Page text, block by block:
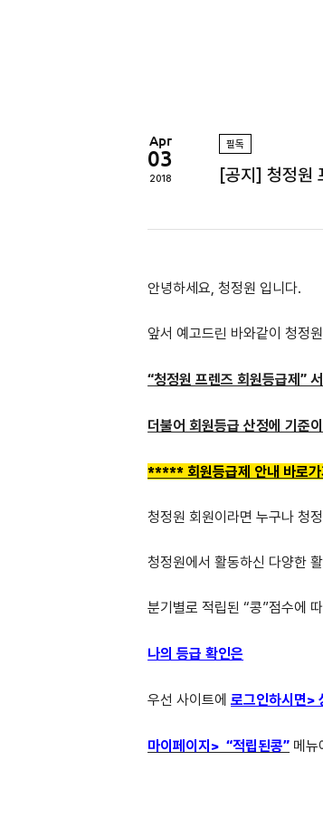
Apr
03
2018
필독
[공지] 청정원
안녕하세요, 청정원 입니다.
앞서 예고드린 바와같이 청정
“청정원 프렌즈 회원등급제”
더불어 회원등급 산정에 기준
*****회원등급제 안내 바로가
청정원 회원이라면 누구나 청
청정원에서 활동하신 다양한
분기별로 적립된 “콩”점수에
나의 등급 확인은
우선 사이트에로그인하시면>
마이페이지> “적립된콩” 메뉴